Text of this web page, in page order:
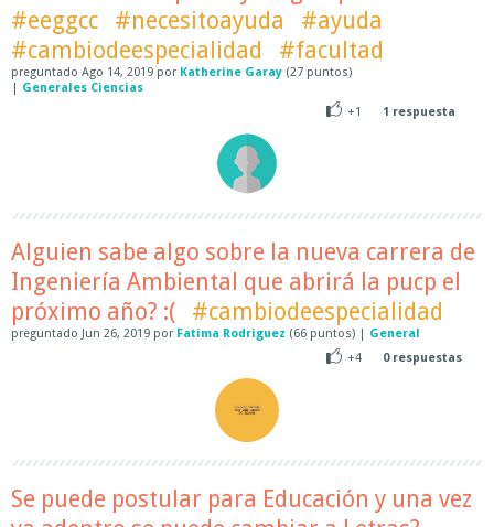
#eeggcc
#necesitoayuda
#ayuda
#cambiodeespecialidad
#facultad
preguntado Ago 14, 2019 por Katherine Garay (27 puntos)
| Generales Ciencias
+1
1 respuesta
Alguien sabe algo sobre la nueva carrera de
Ingeniería Ambiental que abrirá la pucp el
próximo año? :(
#cambiodeespecialidad
preguntado Jun 26, 2019 por Fatima Rodriguez (66 puntos) | General
+4
0respuestas
Se puede postular para Educación y una vez